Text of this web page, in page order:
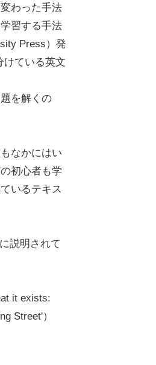
わった手法
習する手法
Press）発
けている英文
を解くの
なかにはい
初心者も学
いるテキス
説明されて
it exists:
Street'）